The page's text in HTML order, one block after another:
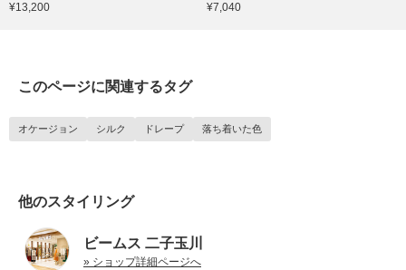
¥13,200 ¥7,040
このページに関連するタグ
オケージョン シルク ドレープ 落ち着いた色
他のスタイリング
ビームス 二子玉川
» ショップ詳細ページへ